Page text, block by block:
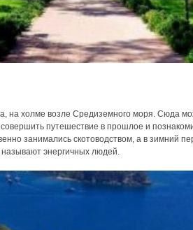
на холме возле Средиземного моря. Сюда
путешествие в прошлое и
занимались скотоводством, а в зимний
энергичных людей.